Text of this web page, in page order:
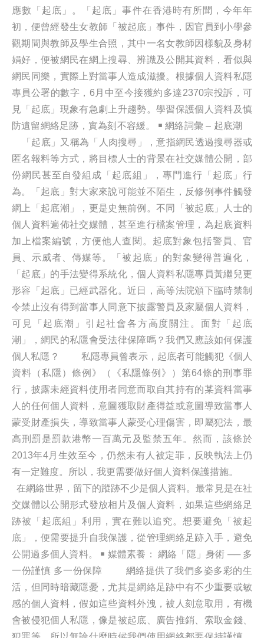
應數「起底」。「起底」事件在香港時有所聞，今年年
初，便曾經發生女教師「被起底」事件，因官員到小學參
觀期間與教師及學生合照，其中一名女教師因樣貌及身材
娟好，便被網民在網上搜尋、辨識及公開其資料，看似與
網民同樂，實際上對當事人造成滋擾。根據個人資料私隱
專員公署的數字，6月中至今接獲約多達2370宗投訴，可
見「起底」現象有急劇上升趨勢。學習保護個人資料及慎
防遺留網絡足跡，實為刻不容緩。 ￭ 網絡詞彙 – 起底潮
「起底」又稱為「人肉搜尋」，意指網民透過搜尋器或
匿名報料等方式，將目標人士的背景在社交媒體公開，部
份網民甚至自發組成「起底組」，專門進行「起底」行
為。「起底」對大家來說可能並不陌生，反修例事件觸發
網上「起底潮」，更是史無前例。不同「被起底」人士的
個人資料遍佈社交媒體，甚至進行檔案管理，為起底資料
加上檔案編號，方便他人查閱。起底對象包括警員、官
員、示威者、傳媒等。「被起底」的對象變得普遍化，
「起底」的手法變得系統化，個人資料私隱專員黃繼兒更
形容「起底」已經武器化。近日，高等法院頒下臨時禁制
令禁止沒有得到當事人同意下披露警員及家屬個人資料，
可見「起底潮」引起社會各方高度關注。面對「起底
潮」，網民的私隱會受法律保障嗎？我們又應該如何保護
個人私隱？ 私隱專員曾表示，起底者可能觸犯《個人
資料（私隱）條例》（《私隱條例》）第64條的刑事罪
行，披露未經資料使用者同意而取自其持有的某資料當事
人的任何個人資料，意圖獲取財產得益或意圖導致當事人
蒙受財產損失，導致當事人蒙受心理傷害，即屬犯法，最
高刑罰是罰款港幣一百萬元及監禁五年。然而，該條於
2013年4月生效至今，仍然未有人被定罪，反映執法上仍
有一定難度。所以，我更需要做好個人資料保護措施。
在網絡世界，留下的蹤跡不少是個人資料。最常見是在社
交媒體以公開形式發放相片及個人資料，如果這些網絡足
跡被「起底組」利用，實在難以追究。想要避免「被起
底」，便需要提升自我保護，從管理網絡足跡入手，避免
公開過多個人資料。 ￭ 媒體素養： 網絡「隱」身術 ── 多
一份謹慎 多一份保障 網絡提供了我們多姿多彩的生
活，但同時暗藏隱憂，尤其是網絡足跡中有不少重要或敏
感的個人資料，假如這些資料外洩，被人刻意取用，有機
會被侵犯個人私隱，像是被起底、廣告推銷、索取金錢、